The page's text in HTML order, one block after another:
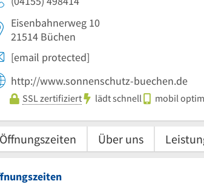
Eisenbahnerweg 10
21514 Büchen
[email protected]
http://www.sonnenschutz-buechen.de
SSL zertifiziert lädt schnell mobil
Öffnungszeiten Über uns